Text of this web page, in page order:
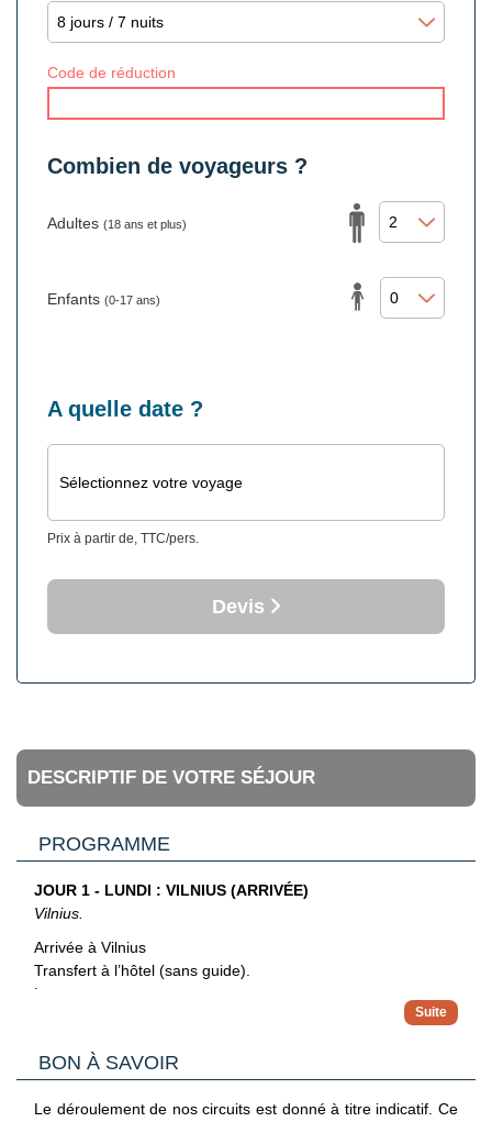
Code de réduction
Combien de voyageurs ?
Adultes (18 ans et plus)
Enfants (0-17 ans)
A quelle date ?
Sélectionnez votre voyage
Prix à partir de, TTC/pers.
Devis
DESCRIPTIF DE VOTRE SÉJOUR
PROGRAMME
JOUR 1 - LUNDI : VILNIUS (ARRIVÉE)
Vilnius.
Arrivée à Vilnius
Transfert à l’hôtel (sans guide).
Logement
JOUR 2 - MARDI : VILNIUS
Vilnius.
BON À SAVOIR
Le déroulement de nos circuits est donné à titre indicatif. Ce